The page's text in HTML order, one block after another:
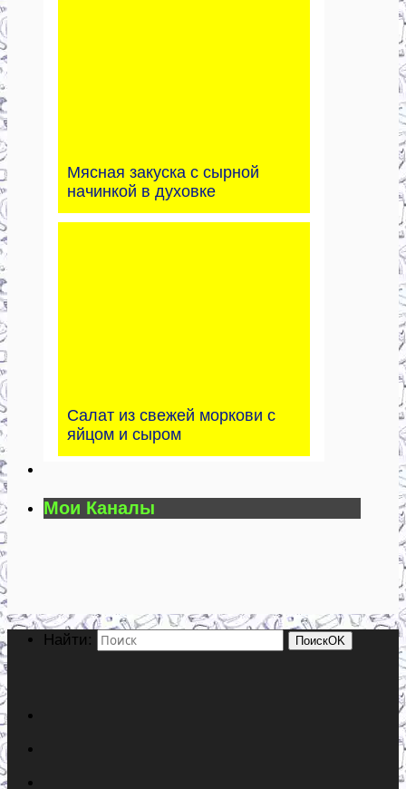
Мясная закуска с сырной
начинкой в духовке
Салат из свежей моркови с
яйцом и сыром
Мои Каналы
Найти: ПоискOK